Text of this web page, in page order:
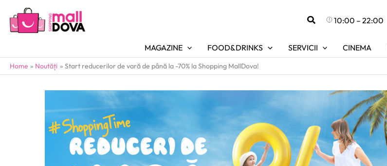
Search10:00 – 22:00
MAGAZINE FOOD&DRINKS SERVICII CINEMA
Home Noutăți Start reducerilor de vară de până la -70% la Shopping MallDova!